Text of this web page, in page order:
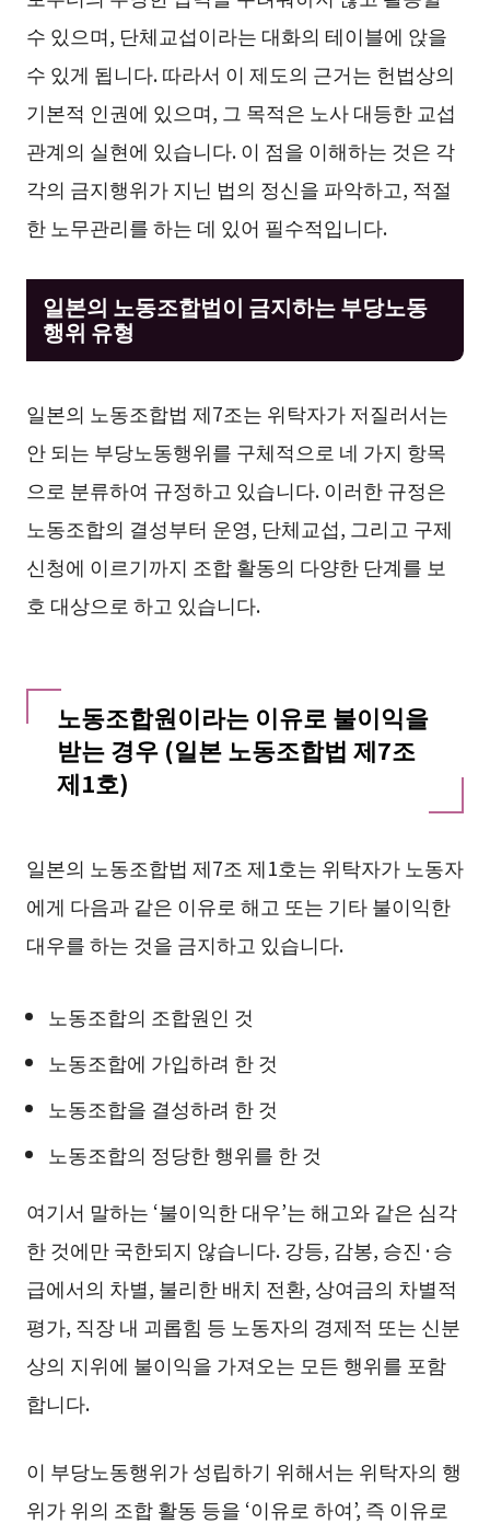
수 있으며, 단체교섭이라는 대화의 테이블에 앉을
수 있게 됩니다. 따라서 이 제도의 근거는 헌법상의
기본적 인권에 있으며, 그 목적은 노사 대등한 교섭
관계의 실현에 있습니다. 이 점을 이해하는 것은 각
각의 금지행위가 지닌 법의 정신을 파악하고, 적절
한 노무관리를 하는 데 있어 필수적입니다.
일본의 노동조합법이 금지하는 부당노동
행위 유형
일본의 노동조합법 제7조는 위탁자가 저질러서는
안 되는 부당노동행위를 구체적으로 네 가지 항목
으로 분류하여 규정하고 있습니다. 이러한 규정은
노동조합의 결성부터 운영, 단체교섭, 그리고 구제
신청에 이르기까지 조합 활동의 다양한 단계를 보
호 대상으로 하고 있습니다.
노동조합원이라는 이유로 불이익을
받는 경우 (일본 노동조합법 제7조
제1호)
일본의 노동조합법 제7조 제1호는 위탁자가 노동자
에게 다음과 같은 이유로 해고 또는 기타 불이익한
대우를 하는 것을 금지하고 있습니다.
노동조합의 조합원인 것
노동조합에 가입하려 한 것
노동조합을 결성하려 한 것
노동조합의 정당한 행위를 한 것
여기서 말하는 ‘불이익한 대우’는 해고와 같은 심각
한 것에만 국한되지 않습니다. 강등, 감봉, 승진·승
급에서의 차별, 불리한 배치 전환, 상여금의 차별적
평가, 직장 내 괴롭힘 등 노동자의 경제적 또는 신분
상의 지위에 불이익을 가져오는 모든 행위를 포함
합니다.
이 부당노동행위가 성립하기 위해서는 위탁자의 행
위가 위의 조합 활동 등을 ‘이유로 하여’, 즉 이유로